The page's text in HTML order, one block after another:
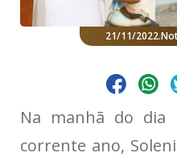
21/11/2022.
Na manhã do dia
corrente ano,